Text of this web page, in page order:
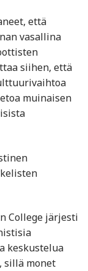
että
vasallina
siihen, että
muinaisen
College järjesti
keskustelua
sillä monet